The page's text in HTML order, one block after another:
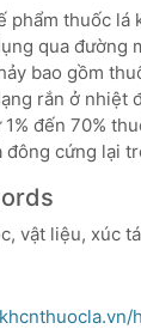
phẩm thuốc lá
qua đường
bao gồm
rắn ở nhiệt
1% đến 70%
đông cứng lại
vật liệu, xúc